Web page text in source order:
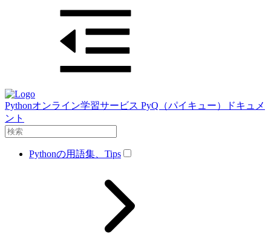
Pythonオンライン学習サービス PyQ（パイキュー）ドキュメ
ント
Pythonの用語集、Tips